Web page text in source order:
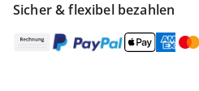
Sicher & flexibel bezahlen